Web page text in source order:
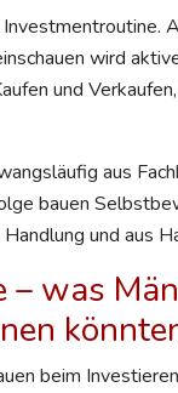
wird
und
aus
bauen
und aus
– was
beim